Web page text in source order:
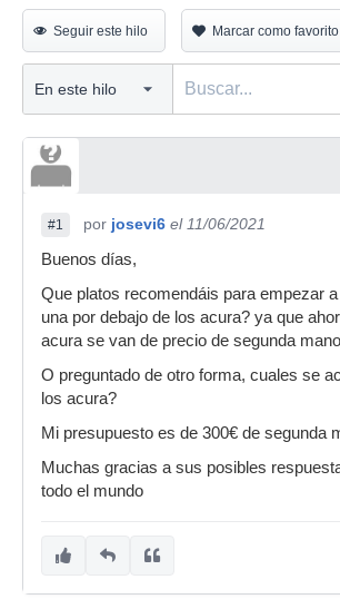
Seguir este hilo Marcar como favorito
#1 por josevi6 el 11/06/2021
Buenos días,
Que platos recomendáis para empezar
una por debajo de los acura? ya que
acura se van de precio de segunda
O preguntado de otro forma, cuales se
los acura?
Mi presupuesto es de 300€ de segunda
Muchas gracias a sus posibles
todo el mundo